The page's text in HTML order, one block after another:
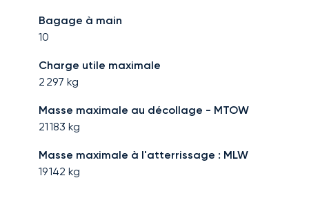
Bagage à main
10
Charge utile maximale
2 297 kg
Masse maximale au décollage - MTOW
21 183 kg
Masse maximale à l'atterrissage : MLW
19 142 kg